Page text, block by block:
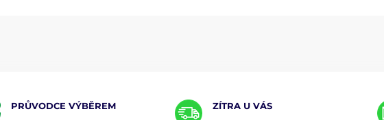
PRŮVODCE VÝBĚREM ZÍTRA U VÁS